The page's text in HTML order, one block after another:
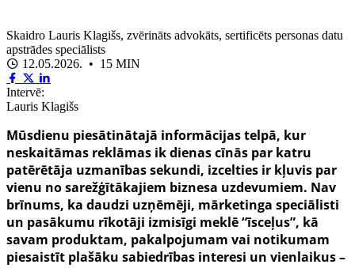
Skaidro Lauris Klagišs, zvērināts advokāts, sertificēts personas datu
apstrādes speciālists
12.05.2026. • 15 MIN
Intervē:
Lauris Klagišs
Mūsdienu piesātinātajā informācijas telpā, kur
neskaitāmas reklāmas ik dienas cīnās par katru
patērētāja uzmanības sekundi, izcelties ir kļuvis par
vienu no sarežģītākajiem biznesa uzdevumiem. Nav
brīnums, ka daudzi uzņēmēji, mārketinga speciālisti
un pasākumu rīkotāji izmisīgi meklē “īsceļus”, kā
savam produktam, pakalpojumam vai notikumam
piesaistīt plašāku sabiedrības interesi un vienlaikus –